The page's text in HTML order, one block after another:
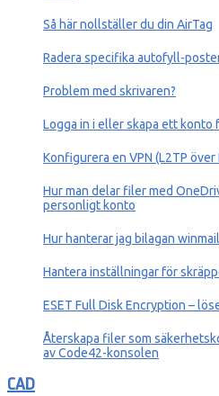
Så här nollställer du din AirTag
Radera specifika autofyll-
Problem med skrivaren?
Logga in i eller skapa ett konto
Konfigurera en VPN (L2TP över
Hur man delar filer med
personligt konto
Hur hanterar jag bilagan
Hantera inställningar för
ESET Full Disk Encryption –
Återskapa filer som
av Code42-konsolen
CAD